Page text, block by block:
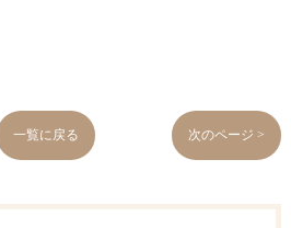
一覧に戻る 次のページ >